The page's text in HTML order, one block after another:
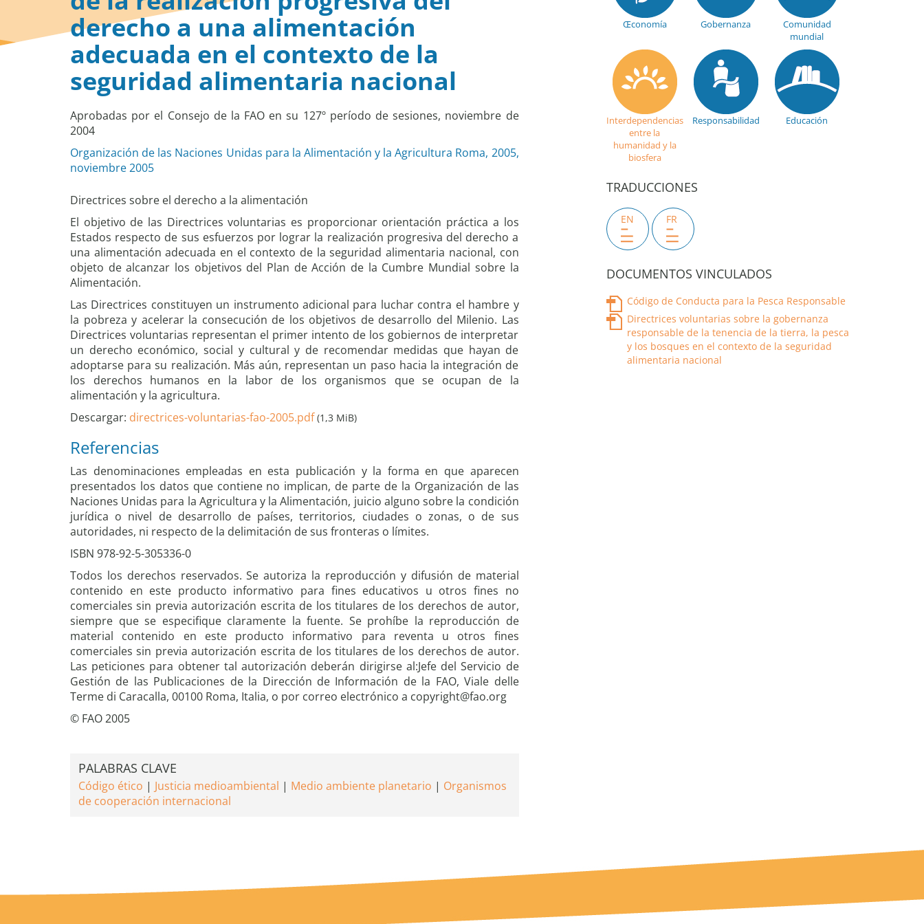
derecho a una alimentación
adecuada en el contexto de la
seguridad alimentaria nacional
Aprobadas por el Consejo de la FAO en su 127º período de sesiones, noviembre de
2004
Organización de las Naciones Unidas para la Alimentación y la Agricultura Roma, 2005,
noviembre 2005
Directrices sobre el derecho a la alimentación
El objetivo de las Directrices voluntarias es proporcionar orientación práctica a los
Estados respecto de sus esfuerzos por lograr la realización progresiva del derecho a
una alimentación adecuada en el contexto de la seguridad alimentaria nacional, con
objeto de alcanzar los objetivos del Plan de Acción de la Cumbre Mundial sobre la
Alimentación.
Las Directrices constituyen un instrumento adicional para luchar contra el hambre y
la pobreza y acelerar la consecución de los objetivos de desarrollo del Milenio. Las
Directrices voluntarias representan el primer intento de los gobiernos de interpretar
un derecho económico, social y cultural y de recomendar medidas que hayan de
adoptarse para su realización. Más aún, representan un paso hacia la integración de
los derechos humanos en la labor de los organismos que se ocupan de la
alimentación y la agricultura.
Descargar: directrices-voluntarias-fao-2005.pdf (1,3 MiB)
Referencias
Las denominaciones empleadas en esta publicación y la forma en que aparecen
presentados los datos que contiene no implican, de parte de la Organización de las
Naciones Unidas para la Agricultura y la Alimentación, juicio alguno sobre la condición
jurídica o nivel de desarrollo de países, territorios, ciudades o zonas, o de sus
autoridades, ni respecto de la delimitación de sus fronteras o límites.
ISBN 978-92-5-305336-0
Todos los derechos reservados. Se autoriza la reproducción y difusión de material
contenido en este producto informativo para fines educativos u otros fines no
comerciales sin previa autorización escrita de los titulares de los derechos de autor,
siempre que se especifique claramente la fuente. Se prohíbe la reproducción de
material contenido en este producto informativo para reventa u otros fines
comerciales sin previa autorización escrita de los titulares de los derechos de autor.
Las peticiones para obtener tal autorización deberán dirigirse al:Jefe del Servicio de
Gestión de las Publicaciones de la Dirección de Información de la FAO, Viale delle
Terme di Caracalla, 00100 Roma, Italia, o por correo electrónico a copyright@fao.org
© FAO 2005
PALABRAS CLAVE
Código ético Justicia medioambiental Medio ambiente planetario
Organismos
de cooperación internacional
Œconomía Gobernanza
Comunidad
mundial
Interdependencias
entre la
humanidad y la
biosfera
Responsabilidad Educación
TRADUCCIONES
EN FR
DOCUMENTOS VINCULADOS
Código de Conducta para la Pesca Responsable
Directrices voluntarias sobre la gobernanza
responsable de la tenencia de la tierra, la pesca
y los bosques en el contexto de la seguridad
alimentaria nacional